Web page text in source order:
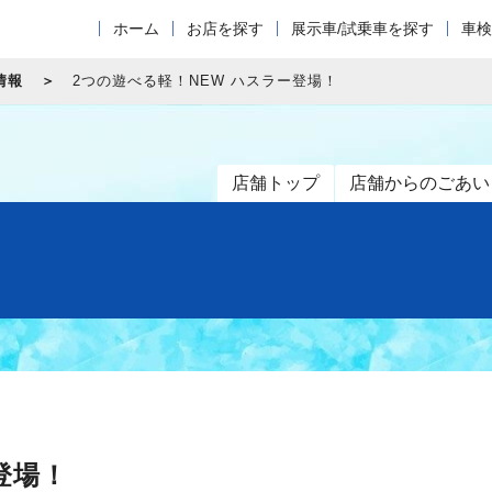
ホーム お店を探す 展示車/試乗車を探す 車
報 2つの遊べる軽！NEW ハスラー登場！
店舗トップ 店舗からのごあ
！